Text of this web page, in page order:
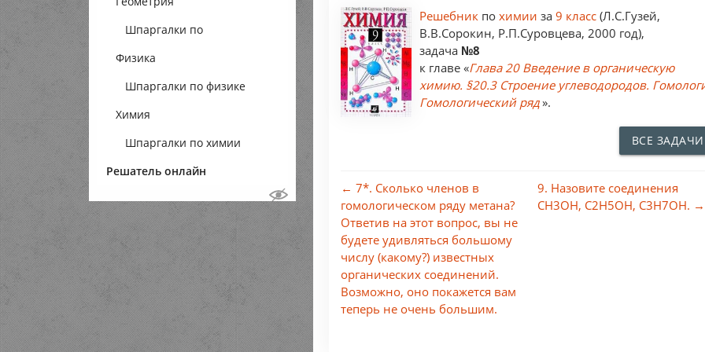
Шпаргалки по
геометрии
Физика
Шпаргалки по физике
Химия
Шпаргалки по химии
Решатель онлайн
Решебник похимииза9 класс (Л.С.Гузей,
В.В.Сорокин, Р.П.Суровцева, 2000 год),
задача №8
к главе «Глава 20 Введение в органическую
химию. §20.3 Строение углеводородов.
Гомологический ряд».
ВСЕ ЗАДАЧИ
← 7*. Сколько членов в
гомологическом ряду метана?
Ответив на этот вопрос, вы не
будете удивляться большому
числу (какому?) известных
органических соединений.
Возможно, оно покажется вам
теперь не очень большим.
9. Назовите соединения
СН3ОН, С2Н5ОН, С3Н7ОН. →